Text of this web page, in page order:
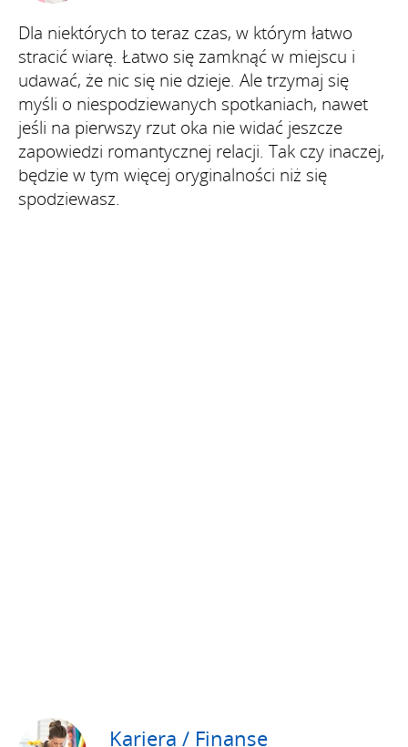
Dla niektórych to teraz czas, w którym łatwo
stracić wiarę. Łatwo się zamknąć w miejscu i
udawać, że nic się nie dzieje. Ale trzymaj się
myśli o niespodziewanych spotkaniach, nawet
jeśli na pierwszy rzut oka nie widać jeszcze
zapowiedzi romantycznej relacji. Tak czy inaczej,
będzie w tym więcej oryginalności niż się
spodziewasz.
Kariera / Finanse